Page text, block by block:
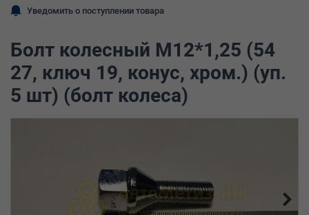
Уведомить о поступлении товара
Болт колесный М12*1,25 (54
27, ключ 19, конус, хром.) (уп.
5 шт) (болт колеса)